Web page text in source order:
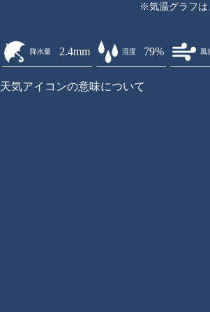
※気温グラフは
降水量 2.4mm 湿度 79% 風
天気アイコンの意味について